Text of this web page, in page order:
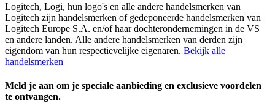
Logitech, Logi, hun logo's en alle andere handelsmerken van
Logitech zijn handelsmerken of gedeponeerde handelsmerken van
Logitech Europe S.A. en/of haar dochterondernemingen in de VS
en andere landen. Alle andere handelsmerken van derden zijn
eigendom van hun respectievelijke eigenaren. Bekijk alle
handelsmerken
Meld je aan om je speciale aanbieding en exclusieve voordelen
te ontvangen.